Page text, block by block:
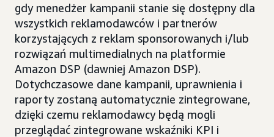
gdy menedżer kampanii stanie się dostępny dla
wszystkich reklamodawców i partnerów
korzystających z reklam sponsorowanych i/lub
rozwiązań multimedialnych na platformie
Amazon DSP (dawniej Amazon DSP).
Dotychczasowe dane kampanii, uprawnienia i
raporty zostaną automatycznie zintegrowane,
dzięki czemu reklamodawcy będą mogli
przeglądać zintegrowane wskaźniki KPI i